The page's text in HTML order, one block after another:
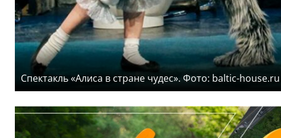
Спектакль «Алиса в стране чудес». Фото: baltic-house.ru